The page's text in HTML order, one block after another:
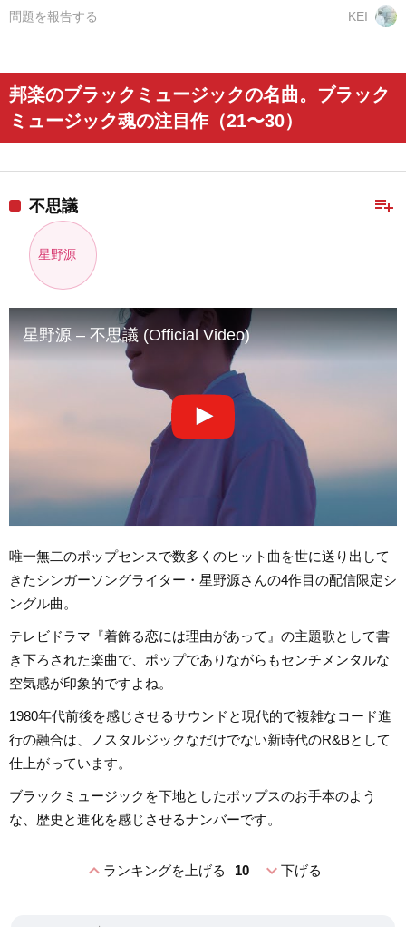
KEI
問題を報告する
邦楽のブラックミュージックの名曲。ブラック
ミュージック魂の注目作（21〜30）
playlist_add
不思議
星野源
星野源 – 不思議 (Official Video)
唯一無二のポップセンスで数多くのヒット曲を世に送り出して
きたシンガーソングライター・星野源さんの4作目の配信限定シ
ングル曲。
テレビドラマ『着飾る恋には理由があって』の主題歌として書
き下ろされた楽曲で、ポップでありながらもセンチメンタルな
空気感が印象的ですよね。
1980年代前後を感じさせるサウンドと現代的で複雑なコード進
行の融合は、ノスタルジックなだけでない新時代のR&Bとして
仕上がっています。
ブラックミュージックを下地としたポップスのお手本のよう
な、歴史と進化を感じさせるナンバーです。
expand_lessランキングを上げる 10 expand_more下げる